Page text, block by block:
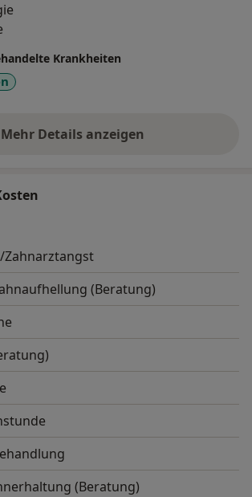
Krankheiten
Mehr Details anzeigen
über Erfahrungen
(Beratung)
(Beratung)